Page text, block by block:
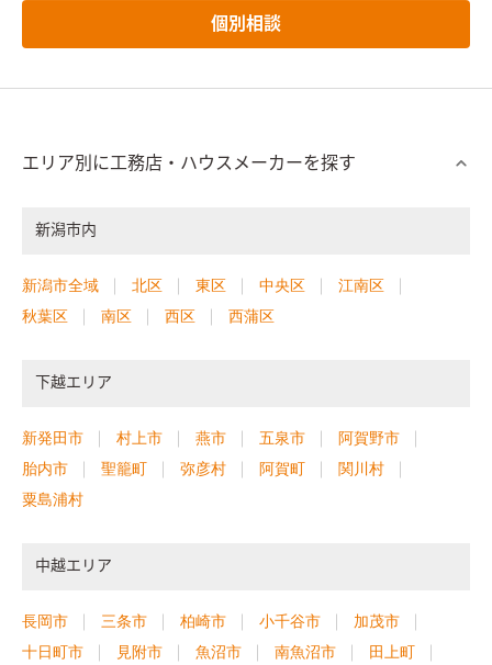
個別相談
エリア別に工務店・ハウスメーカーを探す
新潟市内
新潟市全域 北区 東区 中央区
江南区
秋葉区
南区 西区 西蒲区
下越エリア
新発田市 村上市 燕市 五泉市
阿賀野市
胎内市
聖籠町 弥彦村 阿賀町
関川村
粟島浦村
中越エリア
長岡市 三条市 柏崎市 小千谷市
加茂市
十日町市
見附市 魚沼市 南魚沼市
田上町